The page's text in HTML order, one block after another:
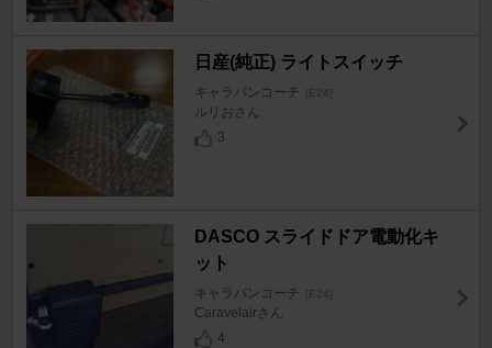
日産(純正) ライトスイッチ
キャラバンコーチ [E24]
ルリおさん
3
DASCO スライドドア電動化キ
ット
キャラバンコーチ [E24]
Caravelairさん
4